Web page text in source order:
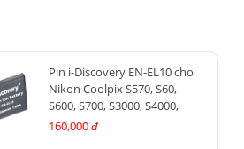
Pin i-Discovery EN-EL10 cho
Nikon Coolpix S570, S60,
S600, S700, S3000, S4000,
S5100
160,000 đ